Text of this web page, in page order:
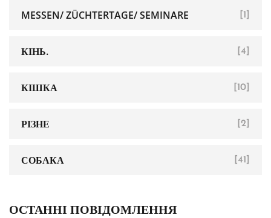
MESSEN/ ZÜCHTERTAGE/ SEMINARE [1]
КІНЬ. [4]
КІШКА [10]
РІЗНЕ [2]
СОБАКА [41]
ОСТАННІ ПОВІДОМЛЕННЯ